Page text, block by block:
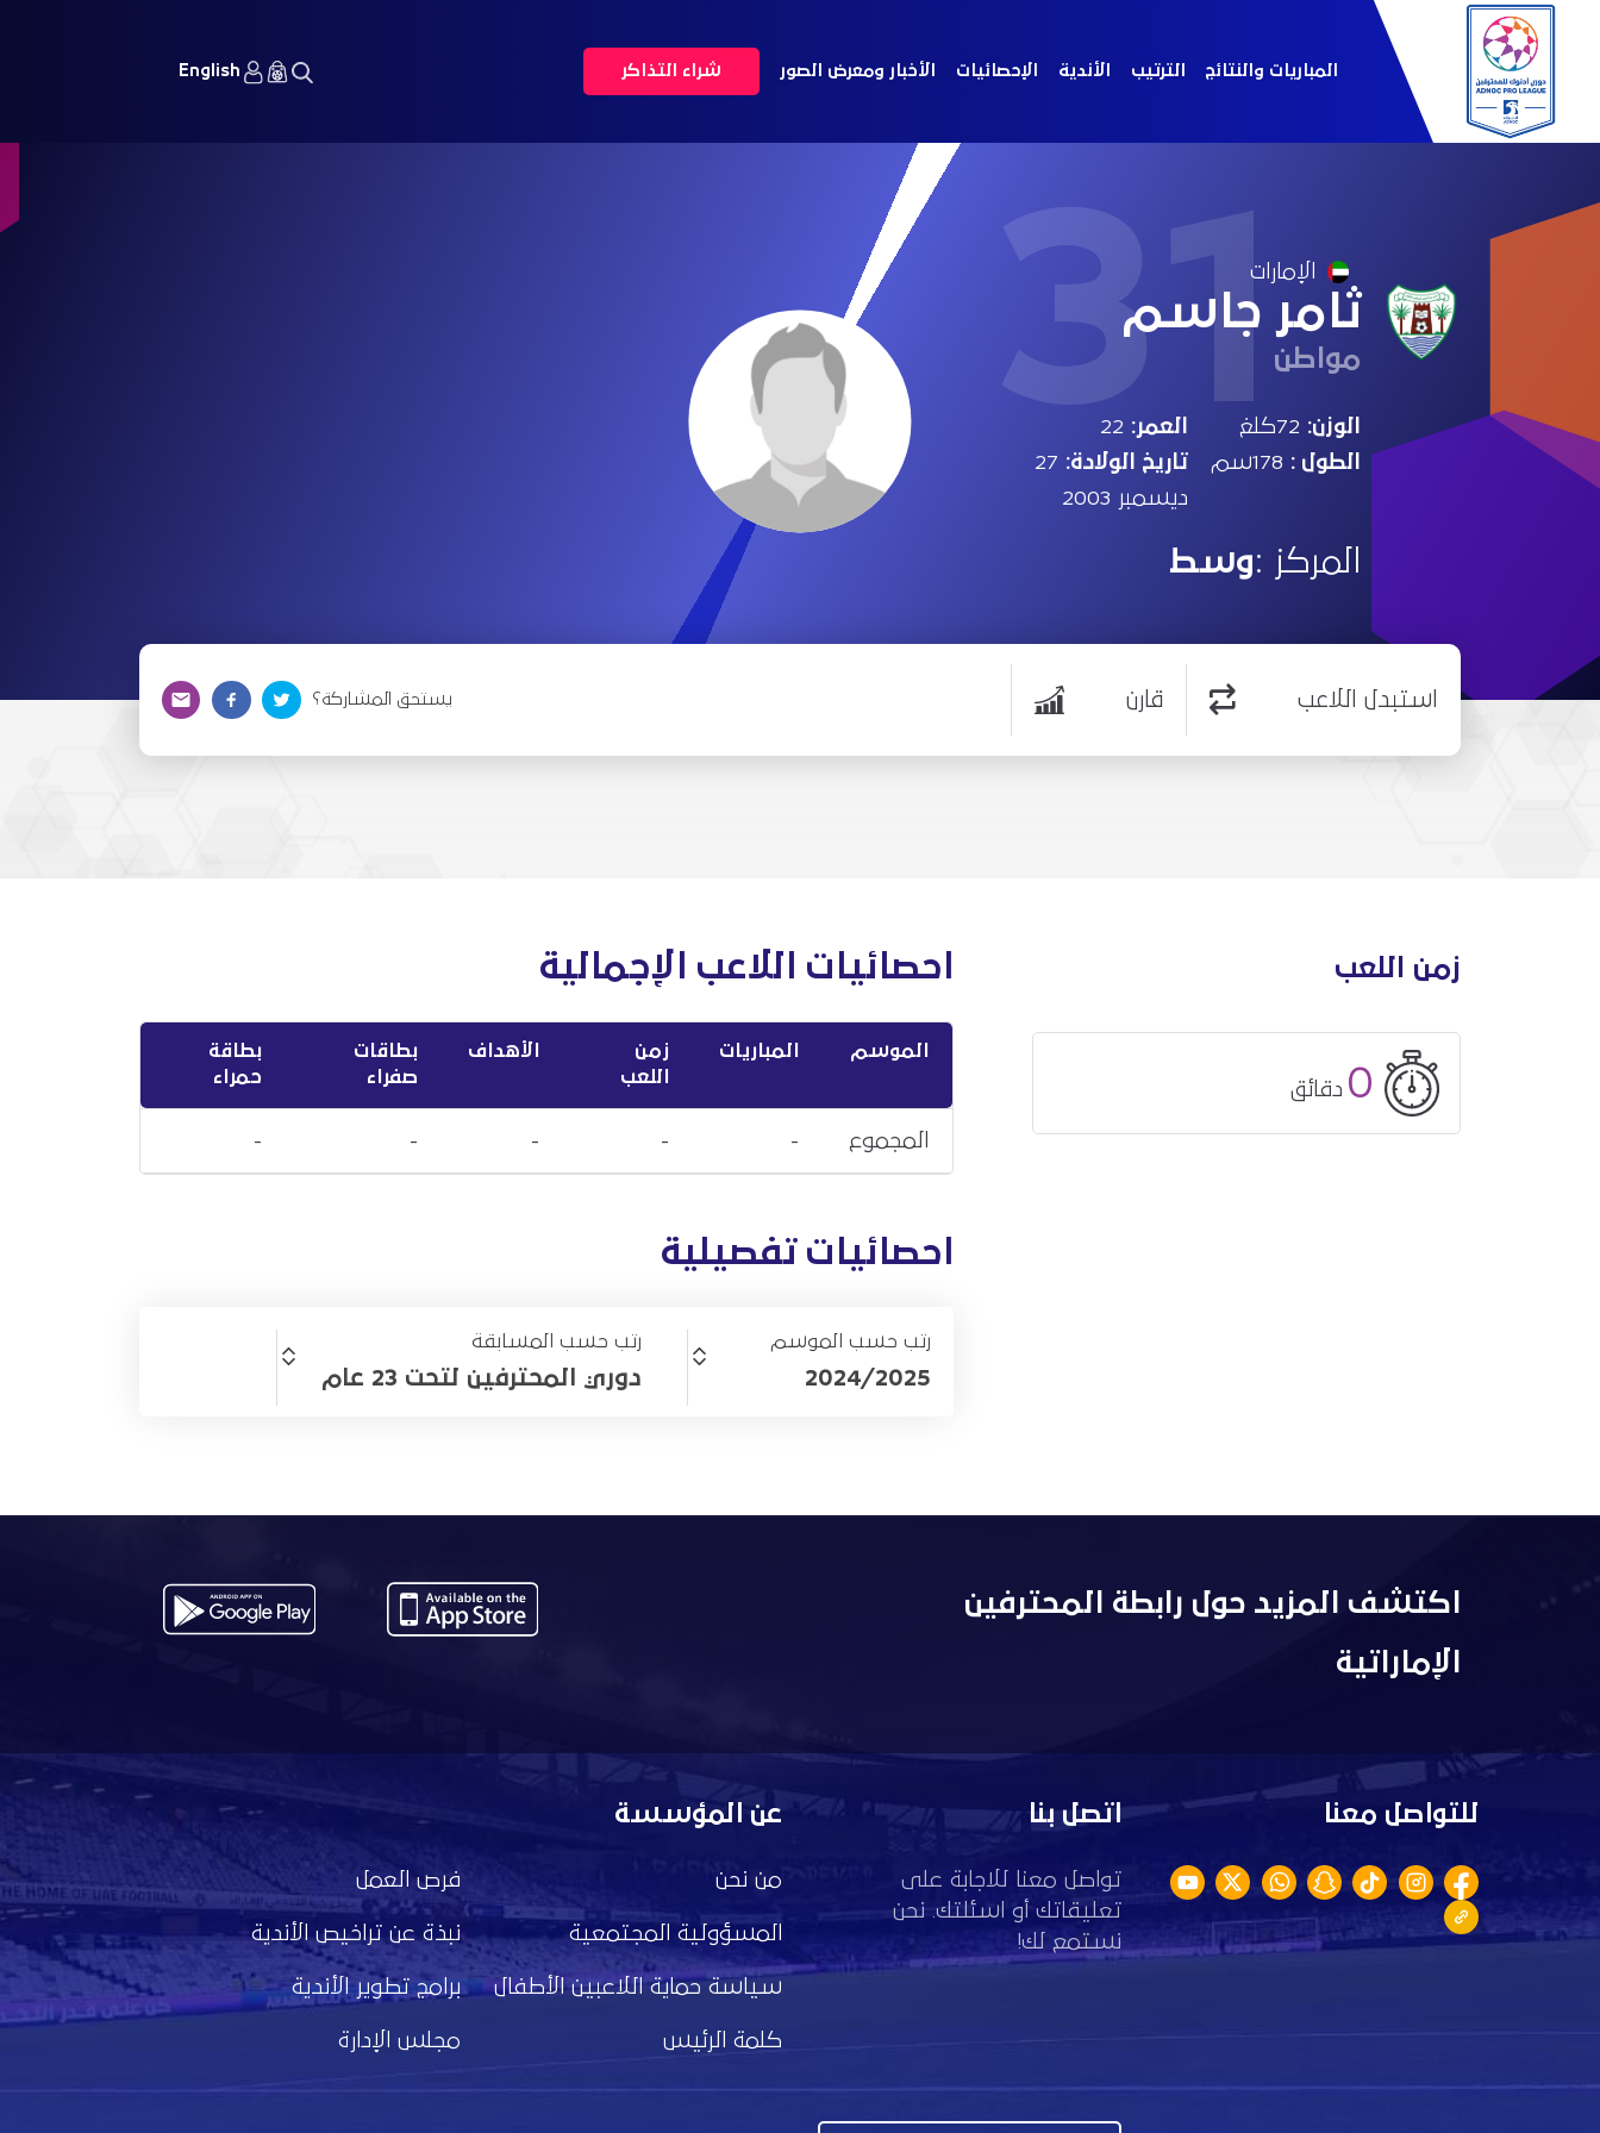
المباريات والنتائج الترتيب الأندية الإحصائيات الأخبار ومعرض الصور شراء التذاكر English
31الإمارات
ثامر جاسم
مواطن
الوزن:
الطول :
العمر:
تاريخ الولادة: 27
ديسمبر 2003
المركز :وسط
استبدل اللاعب قارن يستحق المشاركة؟
زمن اللعب
0 دقائق
احصائيات اللاعب الإجمالية
الموسم المباريات
زمن
اللعب
الأهداف
بطاقات
صفراء
بطاقة
حمراء
المجموع -
-
-
-
-
احصائيات تفصيلية
رتب حسب الموسم
2024/2025
رتب حسب المسابقة
دوري المحترفين لتحت 23 عام
اكتشف المزيد حول رابطة المحترفين
الإماراتية
للتواصل معنا اتصل بنا
تواصل معنا للاجابة على
تعليقاتك أو اسئلتك. نحن
نستمع لك!
عن المؤسسة
من نحن فرص العمل
المسؤولية المجتمعية نبذة عن تراخيص الأندية
سياسة حماية اللاعبين الأطفال برامج تطوير الأندية
كلمة الرئيس مجلس الإدارة